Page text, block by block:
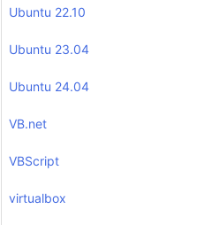
Ubuntu 22.10
Ubuntu 23.04
Ubuntu 24.04
VB.net
VBScript
virtualbox